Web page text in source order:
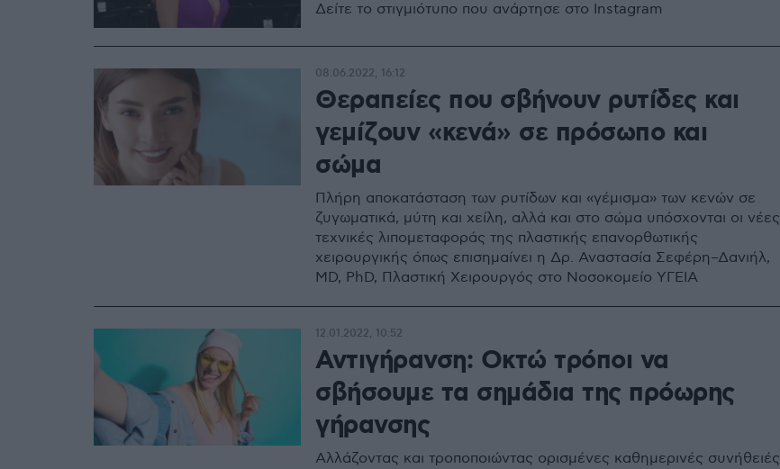
Δείτε το στιγμιότυπο που ανάρτησε στο Instagram
Θεραπείες που σβήνουν ρυτίδες και
γεμίζουν «κενά» σε πρόσωπο και
σώμα
Πλήρη αποκατάσταση των ρυτίδων και «γέμισμα» των κενών σε
ζυγωματικά, μύτη και χείλη, αλλά και στο σώμα υπόσχονται οι νέες
τεχνικές λιπομεταφοράς της πλαστικής επανορθωτικής
χειρουργικής όπως επισημαίνει η Δρ. Αναστασία Σεφέρη–Δανιήλ,
MD, PhD, Πλαστική Χειρουργός στο Νοσοκομείο ΥΓΕΙΑ
08.06.2022, 16:12
Αντιγήρανση: Οκτώ τρόποι να
σβήσουμε τα σημάδια της πρόωρης
γήρανσης
Αλλάζοντας και τροποποιώντας ορισμένες καθημερινές συνήθειές
12.01.2022, 10:52